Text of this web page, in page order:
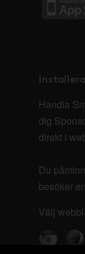
Handla
dig
direkt i
Du
besöker
Välj